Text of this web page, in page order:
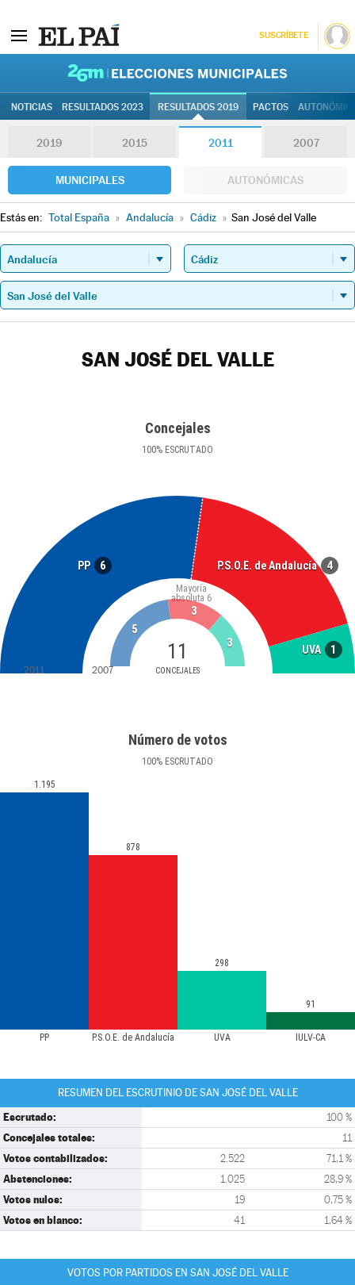
SUSCRÍBETE
NOTICIAS RESULTADOS 2023 RESULTADOS 2019 PACTOS
2019 2015 2011 2007
MUNICIPALES AUTONÓMICAS
Estás en: Total España » Andalucía » Cádiz » San José del Valle
SAN JOSÉ DEL VALLE
Concejales
100% ESCRUTADO
PP 6 P.S.O.E. de Andalucía 4
UVA 1
11
CONCEJALES
Mayoría
absoluta 6
5
3
3
2011 2007
Número de votos
100% ESCRUTADO
PP P.S.O.E. de Andalucía UVA IULV-CA
1.195
878
298
91
RESUMEN DEL ESCRUTINIO DE SAN JOSÉ DEL VALLE
Escrutado: 100 %
Concejales totales: 11
Votos contabilizados: 2.522 71,1 %
Abstenciones: 1.025 28,9 %
Votos nulos: 19 0,75 %
Votos en blanco: 41 1,64 %
VOTOS POR PARTIDOS EN SAN JOSÉ DEL VALLE